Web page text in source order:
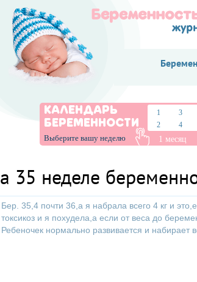
КАЛЕНДАРЬ
БЕРЕМЕННОСТИ
Выберите вашу неделю
1 3
2
4
1 месяц
35 неделе
Бер. 35,4 почти 36,а я набрала всего 4 кг и
токсикоз и я похудела,а если от веса до
Ребеночек нормально развивается и набирает